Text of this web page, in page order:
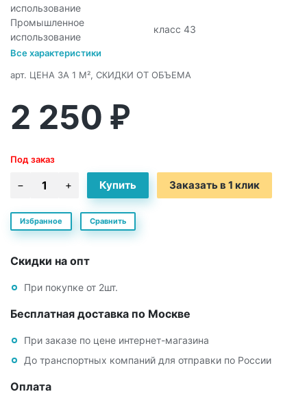
использование
Промышленное
использование
класс 43
Все характеристики
арт. ЦЕНА ЗА 1 М², СКИДКИ ОТ ОБЪЕМА
2 250 ₽
Под заказ
Заказать в 1 клик
Избранное Сравнить
Скидки на опт
При покупке от 2шт.
Бесплатная доставка по Москве
При заказе по цене интернет-магазина
До транспортных компаний для отправки по России
Оплата